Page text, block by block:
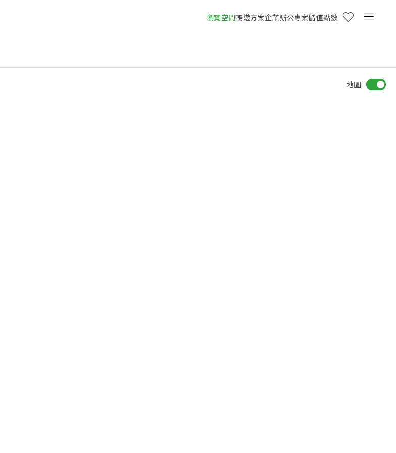
瀏覽空間暢遊方案企業辦公專案儲值點數
地圖